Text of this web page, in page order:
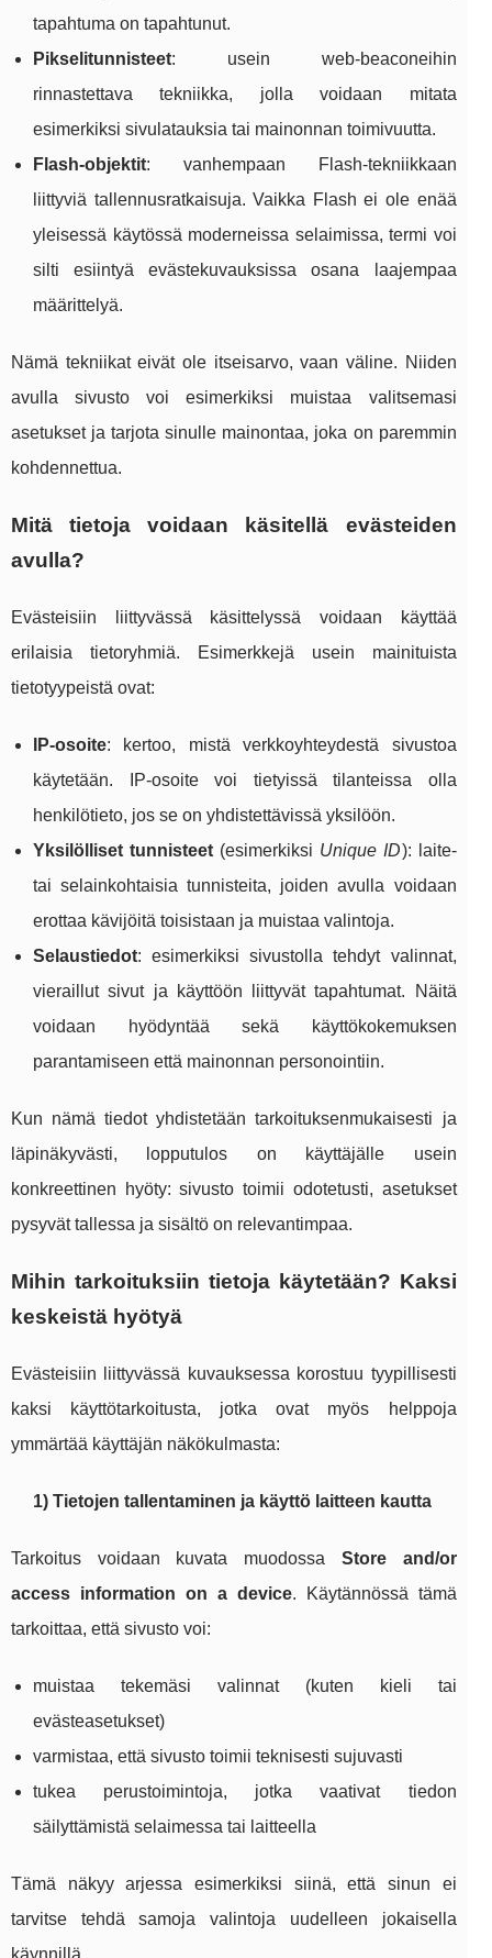
tapahtuma on tapahtunut.
Pikselitunnisteet: usein web‑beaconeihin
rinnastettava tekniikka, jolla voidaan mitata
esimerkiksi sivulatauksia tai mainonnan toimivuutta.
Flash‑objektit: vanhempaan Flash‑tekniikkaan
liittyviä tallennusratkaisuja. Vaikka Flash ei ole enää
yleisessä käytössä moderneissa selaimissa, termi voi
silti esiintyä evästekuvauksissa osana laajempaa
määrittelyä.
Nämä tekniikat eivät ole itseisarvo, vaan väline. Niiden
avulla sivusto voi esimerkiksi muistaa valitsemasi
asetukset ja tarjota sinulle mainontaa, joka on paremmin
kohdennettua.
Mitä tietoja voidaan käsitellä evästeiden
avulla?
Evästeisiin liittyvässä käsittelyssä voidaan käyttää
erilaisia tietoryhmiä. Esimerkkejä usein mainituista
tietotyypeistä ovat:
IP‑osoite: kertoo, mistä verkkoyhteydestä sivustoa
käytetään. IP‑osoite voi tietyissä tilanteissa olla
henkilötieto, jos se on yhdistettävissä yksilöön.
Yksilölliset tunnisteet (esimerkiksi Unique ID): laite-
tai selainkohtaisia tunnisteita, joiden avulla voidaan
erottaa kävijöitä toisistaan ja muistaa valintoja.
Selaustiedot: esimerkiksi sivustolla tehdyt valinnat,
vieraillut sivut ja käyttöön liittyvät tapahtumat. Näitä
voidaan hyödyntää sekä käyttökokemuksen
parantamiseen että mainonnan personointiin.
Kun nämä tiedot yhdistetään tarkoituksenmukaisesti ja
läpinäkyvästi, lopputulos on käyttäjälle usein
konkreettinen hyöty: sivusto toimii odotetusti, asetukset
pysyvät tallessa ja sisältö on relevantimpaa.
Mihin tarkoituksiin tietoja käytetään? Kaksi
keskeistä hyötyä
Evästeisiin liittyvässä kuvauksessa korostuu tyypillisesti
kaksi käyttötarkoitusta, jotka ovat myös helppoja
ymmärtää käyttäjän näkökulmasta:
1) Tietojen tallentaminen ja käyttö laitteen kautta
Tarkoitus voidaan kuvata muodossa Store and/or
access information on a device. Käytännössä tämä
tarkoittaa, että sivusto voi:
muistaa tekemäsi valinnat (kuten kieli tai
evästeasetukset)
varmistaa, että sivusto toimii teknisesti sujuvasti
tukea perustoimintoja, jotka vaativat tiedon
säilyttämistä selaimessa tai laitteella
Tämä näkyy arjessa esimerkiksi siinä, että sinun ei
tarvitse tehdä samoja valintoja uudelleen jokaisella